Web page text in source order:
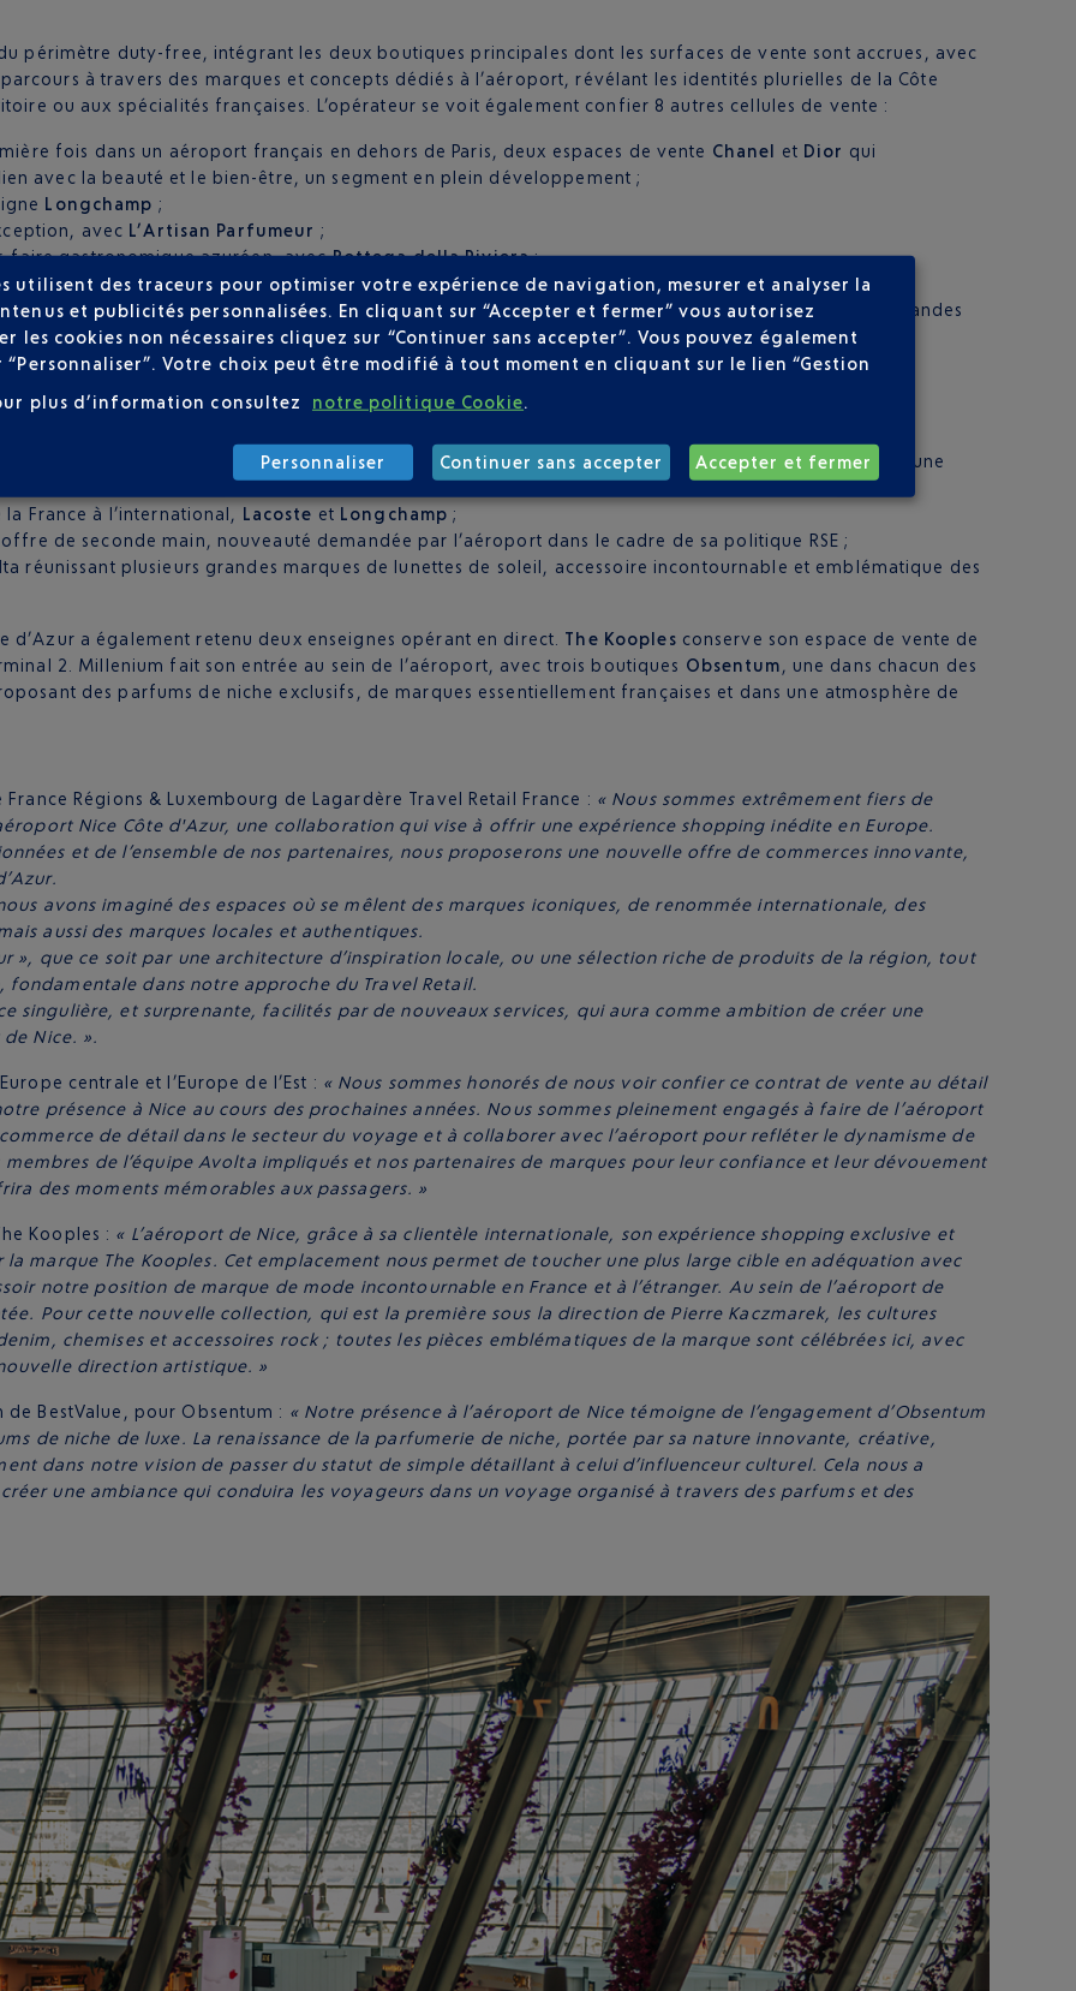
périmètre duty-free, intégrant les deux boutiques principales dont les surfaces de vente sont accrues, avec
à travers des marques et concepts dédiés à l’aéroport, révélant les identités plurielles de la Côte
ou aux spécialités françaises. L’opérateur se voit également confier 8 autres cellules de vente :
fois dans un aéroport français en dehors de Paris, deux espaces de vente Chanel et Dior qui
avec la beauté et le bien-être, un segment en plein développement ;
Longchamp ;
avec L’Artisan Parfumeur ;
faire gastronomique azuréen, avecBottega della Riviera;
et 2, avec une offre de vêtements et accessoires de mode ;
vente orienté vers les petits et grands enfants, avec l’enseigneLooping. Elle réunit deux des plus grandes
ainsi que la licence Marvel.
:
terminaux d’aviation commerciale, portant les couleurs du savoir-faire de la Côte d’Azur et de son
à une forte demande en matière de produits de luxe aux couleurs de la France et de l’Italie, avec une
France à l’international, Lacoste et Longchamp ;
de seconde main, nouveauté demandée par l’aéroport dans le cadre de sa politique RSE ;
réunissant plusieurs grandes marques de lunettes de soleil, accessoire incontournable et emblématique des
d’Azur a également retenu deux enseignes opérant en direct. The Kooples conserve son espace de vente de
2. Millenium fait son entrée au sein de l’aéroport, avec trois boutiques Obsentum, une dans chacun des
des parfums de niche exclusifs, de marques essentiellement françaises et dans une atmosphère de
Régions & Luxembourg de Lagardère Travel Retail France : « Nous sommes extrêmement fiers de
Nice Côte d'Azur, une collaboration qui vise à offrir une expérience shopping inédite en Europe.
et de l’ensemble de nos partenaires, nous proposerons une nouvelle offre de commerces innovante,
avons imaginé des espaces où se mêlent des marques iconiques, de renommée internationale, des
aussi des marques locales et authentiques.
», que ce soit par une architecture d’inspiration locale, ou une sélection riche de produits de la région, tout
dans notre approche du Travel Retail.
singulière, et surprenante, facilités par de nouveaux services, qui aura comme ambition de créer une
Nice. ».
centrale et l’Europe de l’Est : « Nous sommes honorés de nous voir confier ce contrat de vente au détail
présence à Nice au cours des prochaines années. Nous sommes pleinement engagés à faire de l’aéroport
de détail dans le secteur du voyage et à collaborer avec l’aéroport pour refléter le dynamisme de
de l’équipe Avolta impliqués et nos partenaires de marques pour leur confiance et leur dévouement
des moments mémorables aux passagers. »
Kooples : « L’aéroport de Nice, grâce à sa clientèle internationale, son expérience shopping exclusive et
marque The Kooples. Cet emplacement nous permet de toucher une plus large cible en adéquation avec
notre position de marque de mode incontournable en France et à l’étranger. Au sein de l’aéroport de
Pour cette nouvelle collection, qui est la première sous la direction de Pierre Kaczmarek, les cultures
chemises et accessoires rock ; toutes les pièces emblématiques de la marque sont célébrées ici, avec
direction artistique. »
BestValue, pour Obsentum : « Notre présence à l’aéroport de Nice témoigne de l’engagement d’Obsentum
de niche de luxe. La renaissance de la parfumerie de niche, portée par sa nature innovante, créative,
dans notre vision de passer du statut de simple détaillant à celui d’influenceur culturel. Cela nous a
une ambiance qui conduira les voyageurs dans un voyage organisé à travers des parfums et des
utilisent des traceurs pour optimiser votre expérience de navigation, mesurer et analyser la
et publicités personnalisées. En cliquant sur “Accepter et fermer” vous autorisez
les cookies non nécessaires cliquez sur “Continuer sans accepter”. Vous pouvez également
Votre choix peut être modifié à tout moment en cliquant sur le lien “Gestion
plus d’information consultez notre politique Cookie
Personnaliser Continuer sans accepter Accepter et fermer